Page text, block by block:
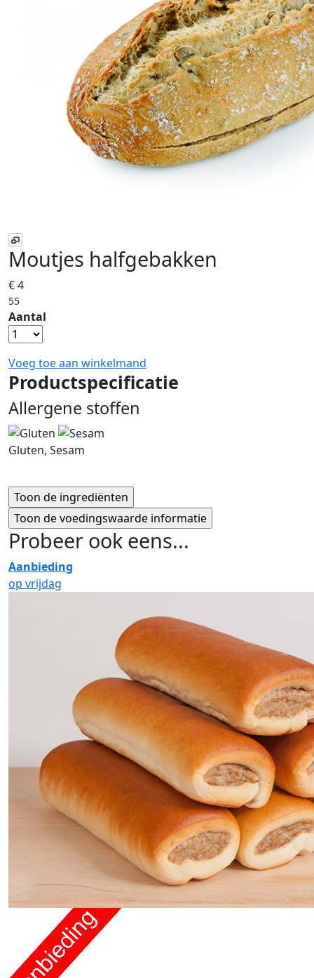
Moutjes halfgebakken
€ 4
55
Aantal
Voeg toe aan winkelmand
Productspecificatie
Allergene stoffen
Gluten, Sesam
Probeer ook eens...
Aanbieding
op vrijdag